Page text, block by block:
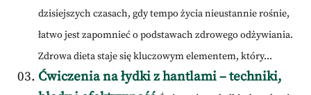
dzisiejszych czasach, gdy tempo życia nieustannie rośnie,
łatwo jest zapomnieć o podstawach zdrowego odżywiania.
Zdrowa dieta staje się kluczowym elementem, który...
Ćwiczenia na łydki z hantlami – techniki,